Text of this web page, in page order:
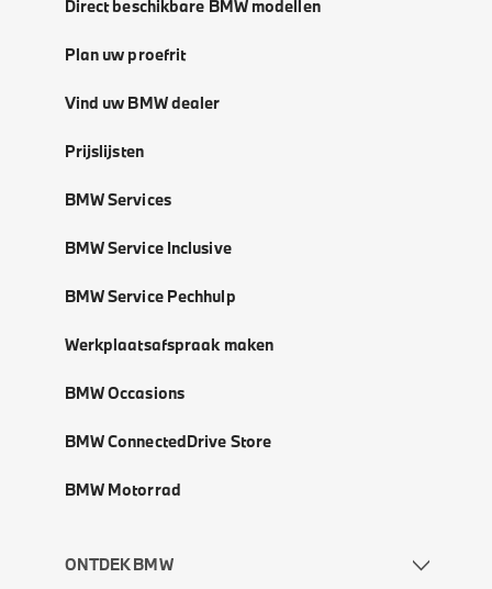
Direct beschikbare BMW modellen
Plan uw proefrit
Vind uw BMW dealer
Prijslijsten
BMW Services
BMW Service Inclusive
BMW Service Pechhulp
Werkplaatsafspraak maken
BMW Occasions
BMW ConnectedDrive Store
BMW Motorrad
ONTDEK BMW